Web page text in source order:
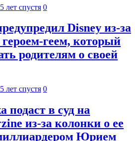
5 лет спустя 0
Disney из-за
геем, который
родителям о своей
5 лет спустя 0
в суд на
из-за колонки о ее
Юрием